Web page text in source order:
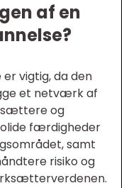
af en
vigtig, da den
et netværk af
og
færdigheder
samt
risiko og